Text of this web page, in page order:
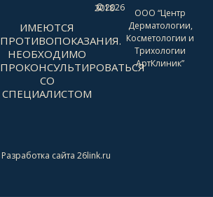
ИМЕЮТСЯ
ПРОТИВОПОКАЗАНИЯ.
НЕОБХОДИМО
ПРОКОНСУЛЬТИРОВАТЬСЯ
СО
СПЕЦИАЛИСТОМ
© 2018 - 2026
ООО “Центр
Дерматологии,
Косметологии и
Трихологии
АртКлиник”
Разработка сайта 26link.ru